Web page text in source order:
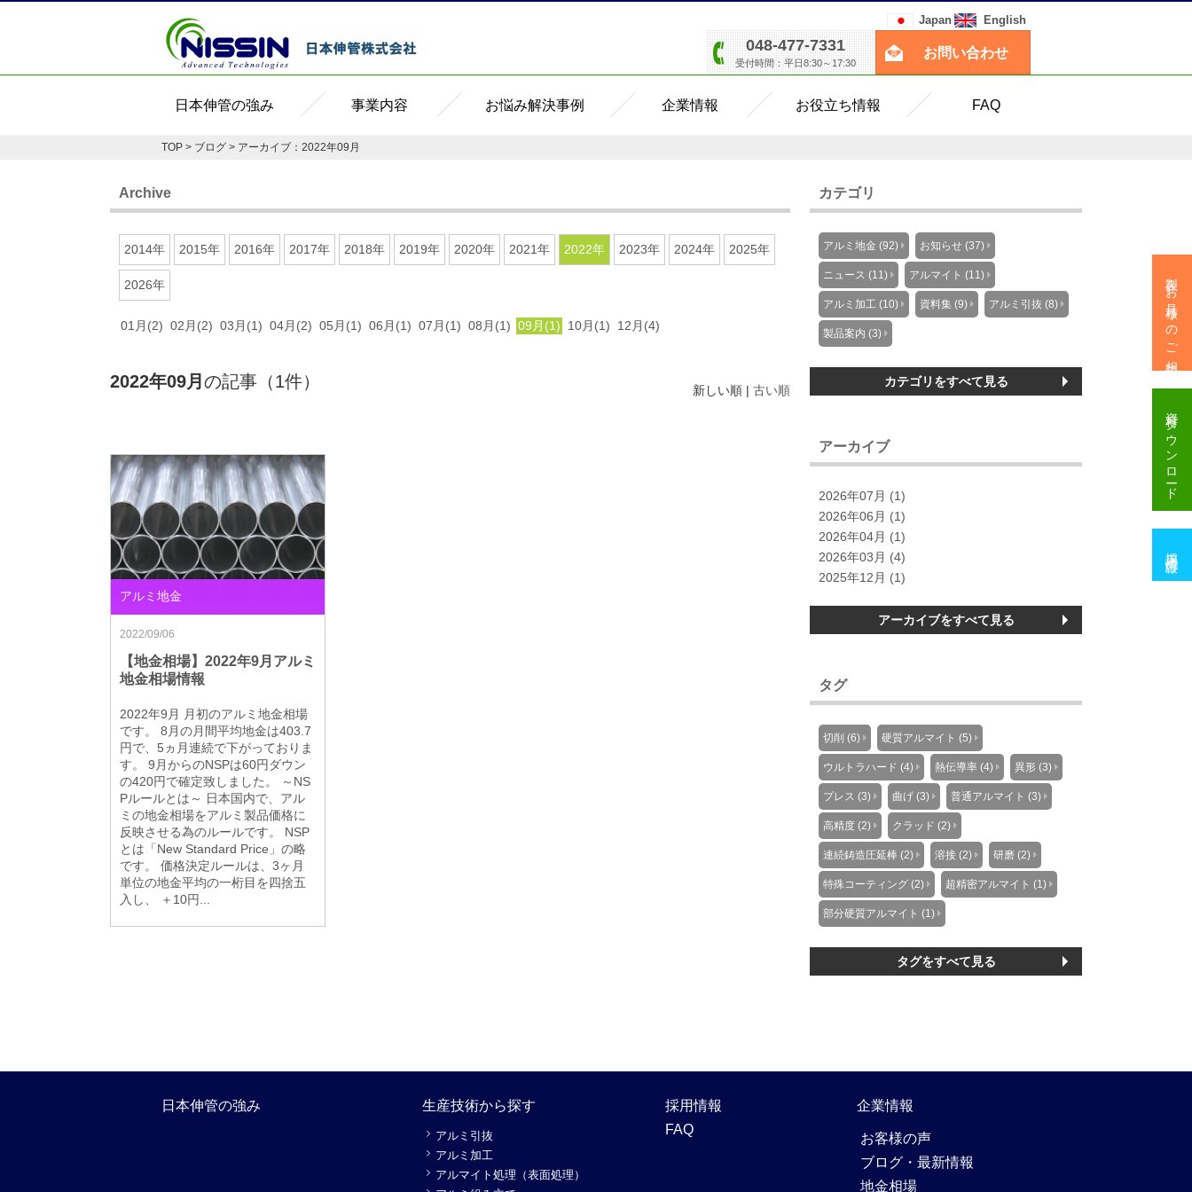
Japan English
048-477-7331
受付時間：平日8:30～17:30
お問い合わせ
日本伸管の強み 事業内容 お悩み解決事例 企業情報 お役立ち情報 FAQ
TOP > ブログ > アーカイブ：2022年09月
Archive
2014年 2015年 2016年 2017年 2018年 2019年 2020年 2021年 2022年 2023年 2024年 2025年
2026年
01月(2) 02月(2) 03月(1) 04月(2) 05月(1) 06月(1) 07月(1) 08月(1) 09月(1) 10月(1) 12月(4)
2022年09月 の記事（1件） 新しい順 |古い順
アルミ地金
2022/09/06
【地金相場】2022年9月アルミ
地金相場情報
2022年9月 月初のアルミ地金相場
です。 8月の月間平均地金は403.7
円で、5ヵ月連続で下がっておりま
す。 9月からのNSPは60円ダウン
の420円で確定致しました。 ～NS
Pルールとは～ 日本国内で、アル
ミの地金相場をアルミ製品価格に
反映させる為のルールです。 NSP
とは「New Standard Price」の略
です。 価格決定ルールは、3ヶ月
単位の地金平均の一桁目を四捨五
入し、 ＋10円...
カテゴリ
アルミ地金 (92) お知らせ (37)
ニュース (11) アルマイト (11)
アルミ加工 (10) 資料集 (9) アルミ引抜 (8)
製品案内 (3)
カテゴリをすべて見る
アーカイブ
2026年07月 (1)
2026年06月 (1)
2026年04月 (1)
2026年03月 (4)
2025年12月 (1)
アーカイブをすべて見る
タグ
切削 (6) 硬質アルマイト (5)
ウルトラハード (4) 熱伝導率 (4) 異形 (3)
プレス (3) 曲げ (3) 普通アルマイト (3)
高精度 (2) クラッド (2)
連続鋳造圧延棒 (2) 溶接 (2) 研磨 (2)
特殊コーティング (2) 超精密アルマイト (1)
部分硬質アルマイト (1)
タグをすべて見る
日本伸管の強み 生産技術から探す
アルミ引抜
アルミ加工
アルマイト処理（表面処理）
採用情報
FAQ
企業情報
お客様の声
ブログ・最新情報
地金相場
製作・お見積りのご相談
ダウンロード